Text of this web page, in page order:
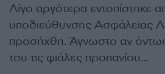
Λίγο αργότερα εντοπίστηκε
υποδιεύθυνσης Ασφάλειας
προσήχθη. Άγνωστο αν όντως
του τις φιάλες προπανίου…